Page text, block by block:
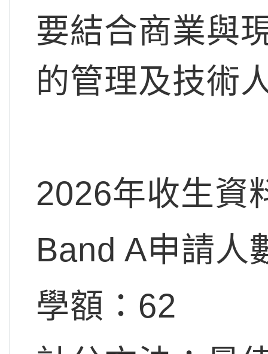
要結合商業與
的管理及技術
2026年收生資
Band A申請人
學額：62